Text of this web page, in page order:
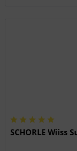
SCHORLE Wiiss